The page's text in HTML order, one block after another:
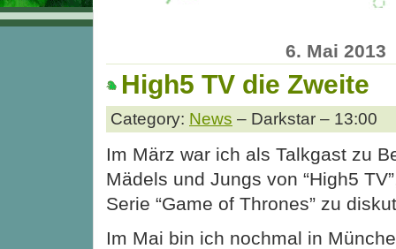
6. Mai 2013
High5 TV die Zweite
Category: News – Darkstar – 13:00
Im März war ich als Talkgast zu
Mädels und Jungs von “High5
Serie “Game of Thrones” zu
Im Mai bin ich nochmal in